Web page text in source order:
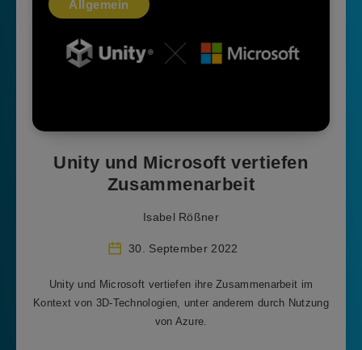
Allgemein
Unity und Microsoft vertiefen
Zusammenarbeit
Isabel Rößner
30. September 2022
Unity und Microsoft vertiefen ihre Zusammenarbeit im
Kontext von 3D-Technologien, unter anderem durch Nutzung
von Azure.